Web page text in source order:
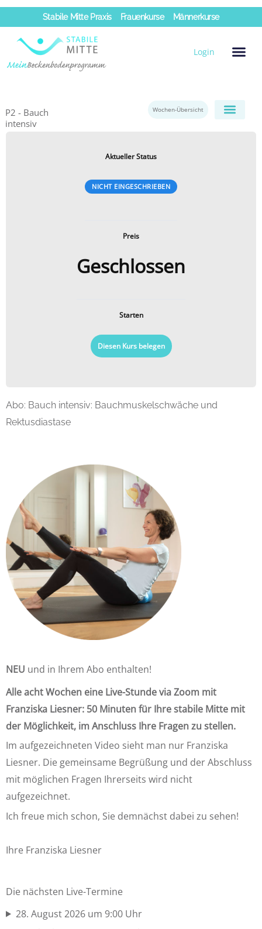
Zum
springen
Stabile Mitte Praxis Frauenkurse Männerkurse
Login
P2 - Bauch
intensiv
Wochen-Übersicht
Aktueller Status
NICHT EINGESCHRIEBEN
Preis
Geschlossen
Starten
Diesen Kurs belegen
Abo: Bauch intensiv: Bauchmuskelschwäche und
Rektusdiastase
NEU und in Ihrem Abo enthalten!
Alle acht Wochen eine Live-Stunde via Zoom mit
Franziska Liesner: 50 Minuten für Ihre stabile Mitte mit
der Möglichkeit, im Anschluss Ihre Fragen zu stellen.
Im aufgezeichneten Video sieht man nur Franziska
Liesner. Die gemeinsame Begrüßung und der Abschluss
mit möglichen Fragen Ihrerseits wird nicht
aufgezeichnet.
Ich freue mich schon, Sie demnächst dabei zu sehen!
Ihre Franziska Liesner
Die nächsten Live-Termine
28. August 2026 um 9:00 Uhr